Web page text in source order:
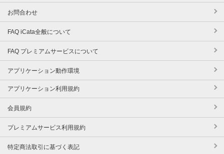
お問合わせ
FAQ iCata全般について
FAQ プレミアムサービスについて
アプリケーション動作環境
アプリケーション利用規約
会員規約
プレミアムサービス利用規約
特定商法取引に基づく表記